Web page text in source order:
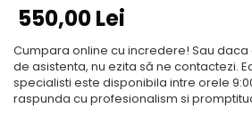
Perete
Automatizare
Controlere
Panou comanda
550,00 Lei
Cumpara online cu incredere! Sau
de asistenta, nu ezita să ne contactezi.
specialisti este disponibila intre orele
raspunda cu profesionalism si